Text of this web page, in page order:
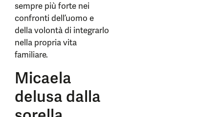
sempre più forte nei
confronti dell’uomo e
della volontà di integrarlo
nella propria vita
familiare.
Micaela
delusa dalla